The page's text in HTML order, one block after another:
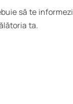
să te informezi
ta.